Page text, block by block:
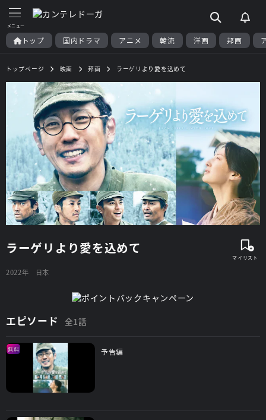
トップ 国内ドラマ アニメ 韓流 洋画 邦画
トップページ 映画 邦画 ラーゲリより愛を込めて
ラーゲリより愛を込めて
2022年 日本
エピソード 全1話
無料 予告編